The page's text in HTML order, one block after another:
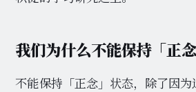
我们为什么不能保持「正念
不能保持「正念」状态，除了因